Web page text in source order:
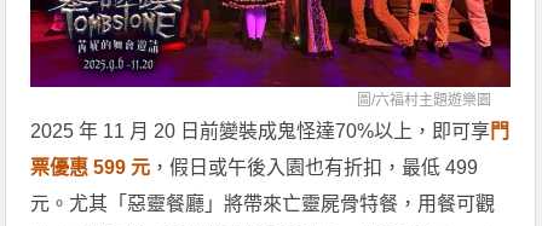
圖/六福村主題遊樂園
2025 年 11 月 20 日前變裝成鬼怪達70%以上，即可享門
票優惠 599 元 ，假日或午後入園也有折扣，最低 499
元。尤其「惡靈餐廳」將帶來亡靈屍骨特餐，用餐可觀